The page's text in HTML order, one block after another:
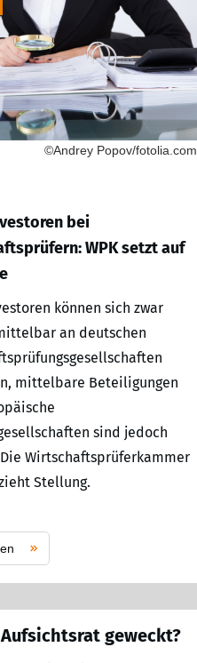
©Andrey Popov/fotolia.com
bei
WPK setzt auf
können sich zwar
an deutschen
mittelbare Beteiligungen
sind jedoch
Wirtschaftsprüferkammer
Stellung.
geweckt?